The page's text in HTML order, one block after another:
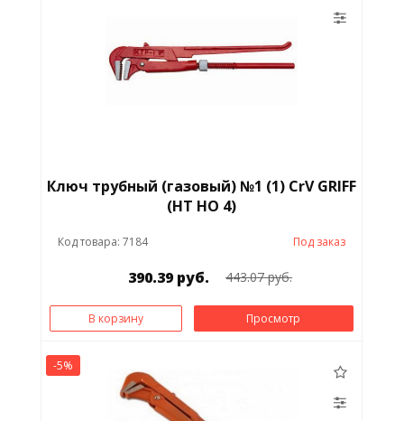
Ключ трубный (газовый) №1 (1) CrV GRIFF
(HT HO 4)
Код товара: 7184 Под заказ
390.39 руб. 443.07 руб.
В корзину Просмотр
-5%